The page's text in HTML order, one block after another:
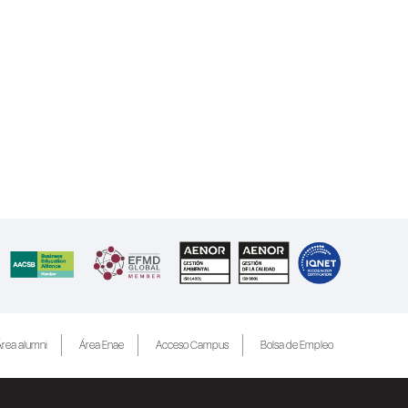
alumni Área Enae Acceso Campus Bolsa de Empleo